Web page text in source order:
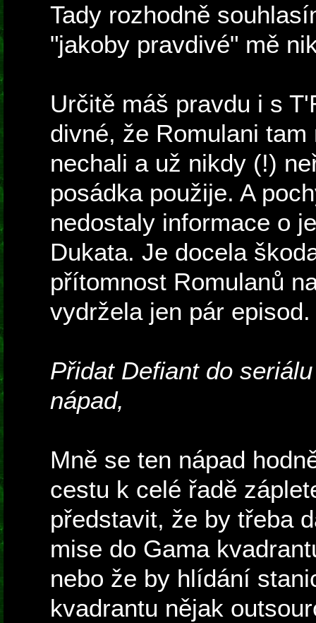
Tady rozhodně
"jakoby pravdivé" mě
Určitě máš pravdu i s
divné, že Romulani
nechali a už nikdy (!)
posádka použije. A
nedostaly informace o
Dukata. Je docela
přítomnost Romulanů
vydržela jen pár episod.
Přidat Defiant do
nápad,
Mně se ten nápad
cestu k celé řadě
představit, že by třeba
mise do Gama
nebo že by hlídání
kvadrantu nějak